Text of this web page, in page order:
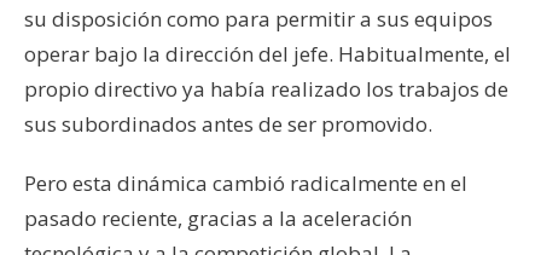
su disposición como para permitir a sus equipos
operar bajo la dirección del jefe. Habitualmente, el
propio directivo ya había realizado los trabajos de
sus subordinados antes de ser promovido.
Pero esta dinámica cambió radicalmente en el
pasado reciente, gracias a la aceleración